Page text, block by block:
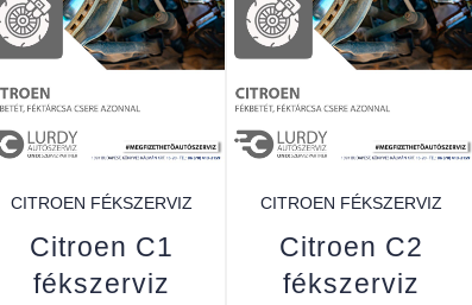
CITROEN FÉKSZERVIZ
Citroen C1
fékszerviz
CITROEN FÉKSZERVIZ
Citroen C2
fékszerviz